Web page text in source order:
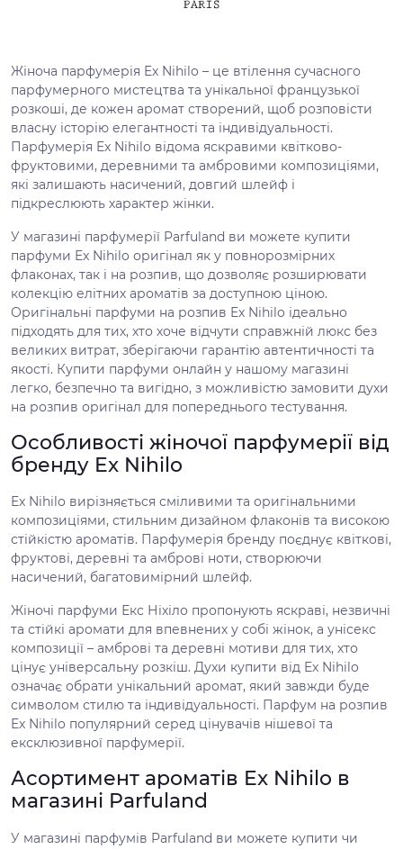
Жіноча парфумерія Ex Nihilo – це втілення сучасного
парфумерного мистецтва та унікальної французької
розкоші, де кожен аромат створений, щоб розповісти
власну історію елегантності та індивідуальності.
Парфумерія Ex Nihilo відома яскравими квітково-
фруктовими, деревними та амбровими композиціями,
які залишають насичений, довгий шлейф і
підкреслюють характер жінки.
У магазині парфумерії Parfuland ви можете купити
парфуми Ex Nihilo оригінал як у повнорозмірних
флаконах, так і на розпив, що дозволяє розширювати
колекцію елітних ароматів за доступною ціною.
Оригінальні парфуми на розпив Ex Nihilo ідеально
підходять для тих, хто хоче відчути справжній люкс без
великих витрат, зберігаючи гарантію автентичності та
якості. Купити парфуми онлайн у нашому магазині
легко, безпечно та вигідно, з можливістю замовити духи
на розпив оригінал для попереднього тестування.
Особливості жіночої парфумерії від
бренду Ex Nihilo
Ex Nihilo вирізняється сміливими та оригінальними
композиціями, стильним дизайном флаконів та високою
стійкістю ароматів. Парфумерія бренду поєднує квіткові,
фруктові, деревні та амброві ноти, створюючи
насичений, багатовимірний шлейф.
Жіночі парфуми Екс Ніхіло пропонують яскраві, незвичні
та стійкі аромати для впевнених у собі жінок, а унісекс
композиції – амброві та деревні мотиви для тих, хто
цінує універсальну розкіш. Духи купити від Ex Nihilo
означає обрати унікальний аромат, який завжди буде
символом стилю та індивідуальності. Парфум на розпив
Ex Nihilo популярний серед цінувачів нішевої та
ексклюзивної парфумерії.
Асортимент ароматів Ex Nihilo в
магазині Parfuland
У магазині парфумів Parfuland ви можете купити чи